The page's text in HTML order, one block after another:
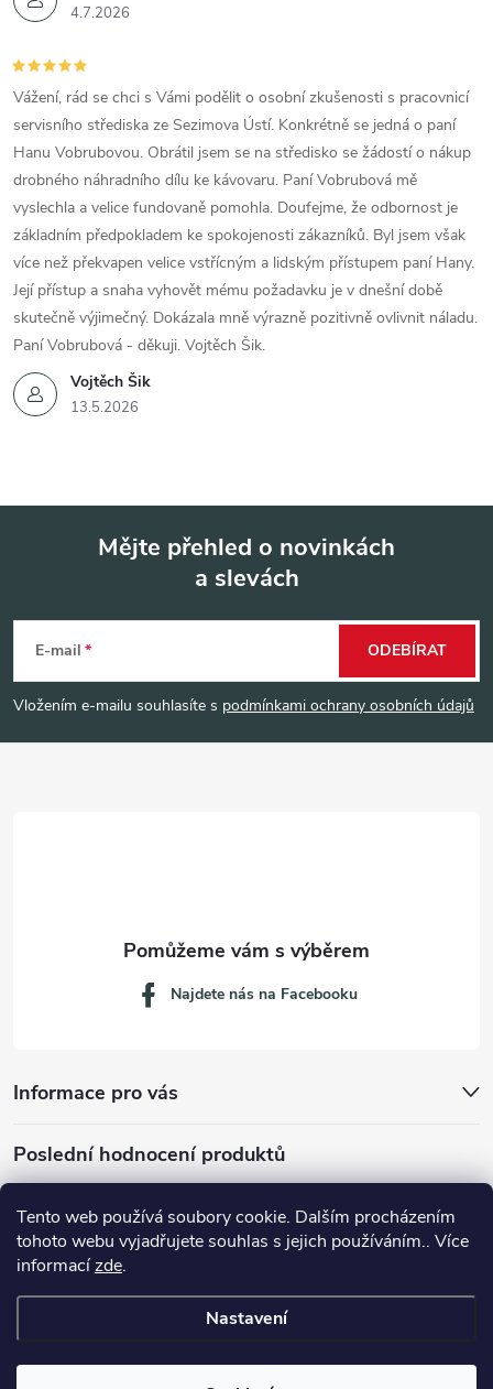
Tento web používá soubory cookie. Dalším procházením
tohoto webu vyjadřujete souhlas s jejich používáním.. Více
informacízde.
Nastavení
4.7.2026
Vojtěch Šik
13.5.2026
Vážení, rád se chci s Vámi podělit o osobní zkušenosti s pracovnicí
servisního střediska ze Sezimova Ústí. Konkrétně se jedná o paní
Hanu Vobrubovou. Obrátil jsem se na středisko se žádostí o nákup
drobného náhradního dílu ke kávovaru. Paní Vobrubová mě
vyslechla a velice fundovaně pomohla. Doufejme, že odbornost je
základním předpokladem ke spokojenosti zákazníků. Byl jsem však
více než překvapen velice vstřícným a lidským přístupem paní Hany.
Její přístup a snaha vyhovět mému požadavku je v dnešní době
skutečně výjimečný. Dokázala mně výrazně pozitivně ovlivnit náladu.
Paní Vobrubová - děkuji. Vojtěch Šik.
p
Mějte přehled o novinkách
a slevách
E-mail
Vložením e-mailu souhlasíte s podmínkami ochrany osobních údajů
ODEBÍRAT
Informace pro vás
Najdete nás na Facebooku
Poslední hodnocení produktů
Dávkovací lžička na mletou kávu 53132C8134
Copyright 2026JM servis. Všechna práva vyhrazena.